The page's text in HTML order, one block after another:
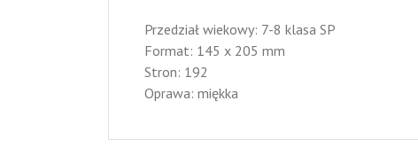
Przedział wiekowy: 7-8 klasa SP
Format: 145 x 205 mm
Stron: 192
Oprawa: miękka